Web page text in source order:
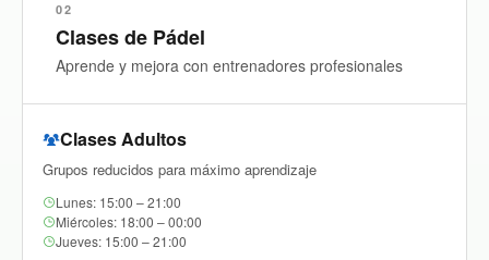
02
Clases de Pádel
Aprende y mejora con entrenadores profesionales
Clases Adultos
Grupos reducidos para máximo aprendizaje
Lunes: 15:00 – 21:00
Miércoles: 18:00 – 00:00
Jueves: 15:00 – 21:00